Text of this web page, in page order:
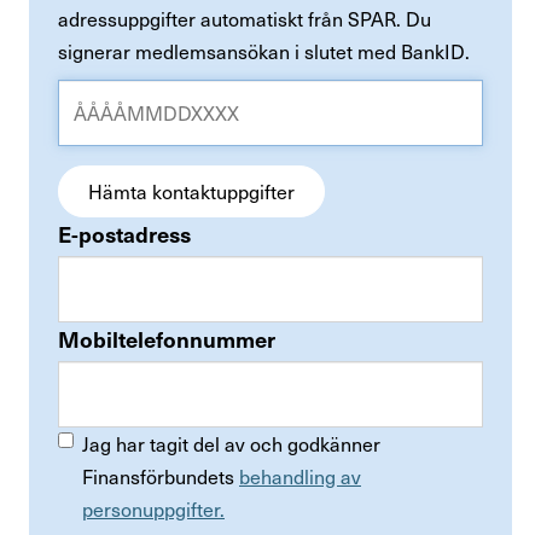
adressuppgifter automatiskt från SPAR. Du
signerar medlemsansökan i slutet med BankID.
Hämta kontaktuppgifter
E-postadress
Mobiltelefonnummer
Jag har tagit del av och godkänner
Finansförbundets behandling av
personuppgifter.